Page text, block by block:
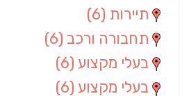
תיירות (6)
תחבורה ורכב (6)
בעלי מקצוע (6)
בעלי מקצוע (6)